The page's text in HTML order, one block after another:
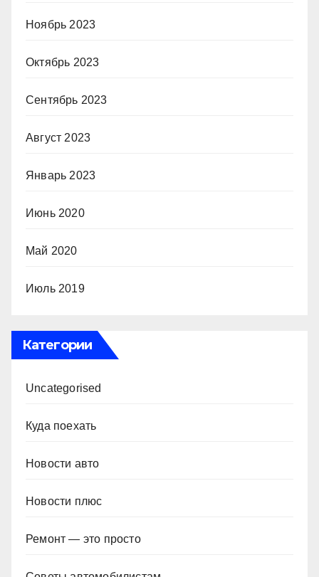
Ноябрь 2023
Октябрь 2023
Сентябрь 2023
Август 2023
Январь 2023
Июнь 2020
Май 2020
Июль 2019
Категории
Uncategorised
Куда поехать
Новости авто
Новости плюс
Ремонт — это просто